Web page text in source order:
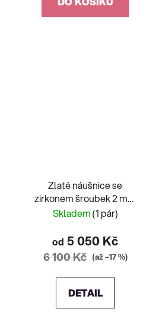
Zlaté náušnice se
zirkonem šroubek 2 mm
2 varianty
Skladem(1 pár)
od 5 050 Kč
6 100 Kč (až –17 %)
DETAIL